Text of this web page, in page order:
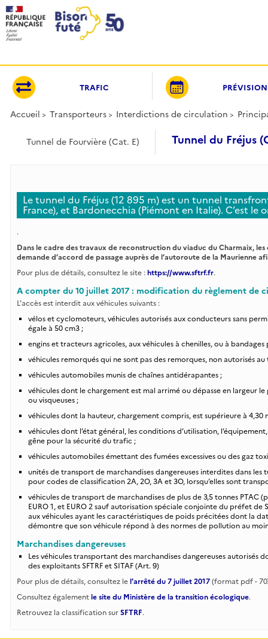
TRAFIC
Accueil Transporteurs Interdictions de circulation
Tunnel de Fourvière (Cat. E) Tunnel du Fréjus
Le tunnel du Fréjus (12 895 m) est un tunnel
France), et Bardonecchia (Piémont en Italie). C’est
.
Dans le cadre des travaux de reconstruction du viaduc du Charmaix,
demande d’accord de passage auprès de l’autoroute de la Maurienne
Pour plus de détails, consultez le site : https://www.sftrf.fr.
A compter du 10 juillet 2017 : modification du règlement de
L’accès est interdit aux véhicules suivants :
vélos et cyclomoteurs, véhicules autorisés aux conducteurs sans
égale à 50 cm3 ;
engins et tracteurs agricoles, aux véhicules à chenilles, ou à
véhicules remorqués qui ne sont pas des remorques, non autorisés
véhicules automobiles munis de chaînes antidérapantes ;
véhicules dont le chargement est mal arrimé ou dépasse en largeur
ou visqueuses ;
véhicules dont la hauteur, chargement compris, est supérieure à 4,30
véhicules dont l’état général, les conditions d’utilisation,
gêne pour la sécurité du trafic ;
véhicules automobiles émettant des fumées excessives ou des gaz
unités de transport de marchandises dangereuses interdites dans les
pour codes de classification 2A, 2O, 3A et 3O, lorsqu’elles sont
véhicules de transport de marchandises de plus de 3,5 tonnes PTAC
EURO 1, et EURO 2 sauf autorisation spéciale conjointe du préfet
aux véhicules ayant les caractéristiques de poids précitées dont la
démontre que son véhicule répond à des normes de pollution au
Marchandises dangereuses
Les véhicules transportant des marchandises dangereuses
des exploitants SFTRF et SITAF (Art. 9)
Pour plus de détails, consultez le l’arrêté du 7 juillet 2017 (format pdf -
Consultez également le site du Ministère de la transition écologique.
Retrouvez la classification sur SFTRF.
Panneau de gestion des cookies